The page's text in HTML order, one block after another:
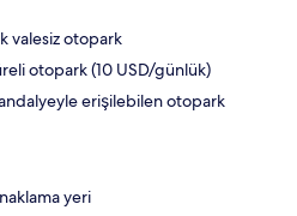
valesiz otopark
otopark (10 USD/günlük)
erişilebilen otopark
yeri